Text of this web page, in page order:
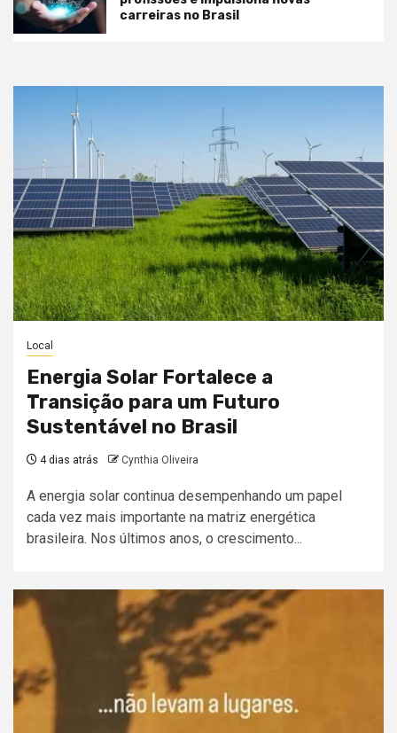
carreiras no Brasil
Local
Energia Solar Fortalece a
Transição para um Futuro
Sustentável no Brasil
4 dias atrás Cynthia Oliveira
A energia solar continua desempenhando um papel
cada vez mais importante na matriz energética
brasileira. Nos últimos anos, o crescimento...